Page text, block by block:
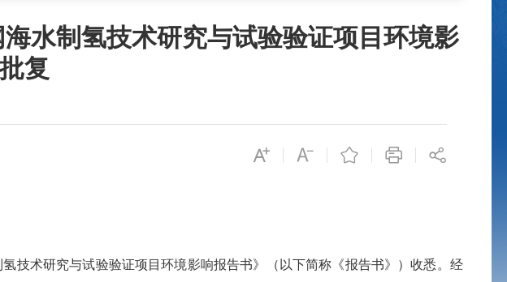
水制氢技术研究与试验验证项目环境影
复
技术研究与试验验证项目环境影响报告书》（以下简称 《报告书》
）收悉。经